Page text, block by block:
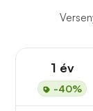
1 év
-40%